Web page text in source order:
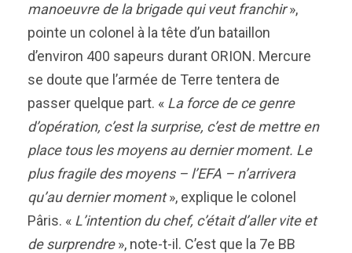
manoeuvre de la brigade qui veut franchir»,
pointe un colonel à la tête d’un bataillon
d’environ 400 sapeurs durant ORION. Mercure
se doute que l’armée de Terre tentera de
passer quelque part. « La force de ce genre
d’opération, c’est la surprise, c’est de mettre en
place tous les moyens au dernier moment. Le
plus fragile des moyens – l’EFA – n’arrivera
qu’au dernier moment», explique le colonel
Pâris. « L’intention du chef, c’était d’aller vite et
de surprendre», note-t-il. C’est que la 7e BB